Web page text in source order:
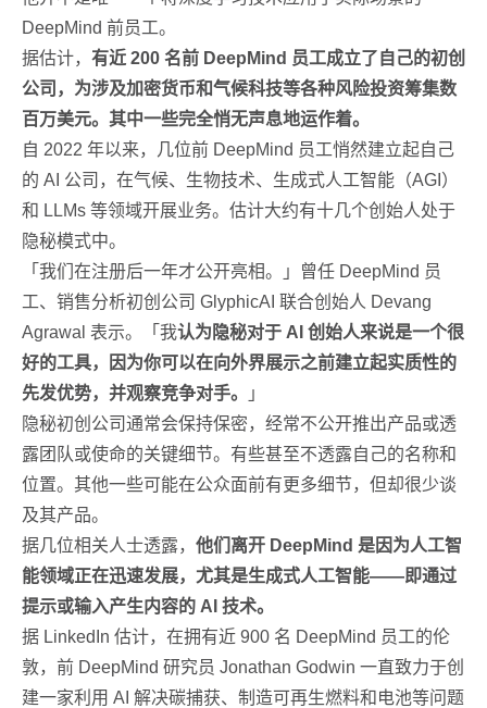
DeepMind 前员工。
据估计， 有近 200 名前 DeepMind 员工成立了自己的初创
公司，为涉及加密货币和气候科技等各种风险投资筹集数
百万美元。其中一些完全悄无声息地运作着。
自 2022 年以来，几位前 DeepMind 员工悄然建立起自己
的 AI 公司，在气候、生物技术、生成式人工智能（AGI）
和 LLMs 等领域开展业务。估计大约有十几个创始人处于
隐秘模式中。
「我们在注册后一年才公开亮相。」曾任 DeepMind 员
工、销售分析初创公司 GlyphicAI 联合创始人 Devang
Agrawal 表示。「我认为隐秘对于 AI 创始人来说是一个很
好的工具，因为你可以在向外界展示之前建立起实质性的
先发优势，并观察竞争对手。
」
隐秘初创公司通常会保持保密，经常不公开推出产品或透
露团队或使命的关键细节。有些甚至不透露自己的名称和
位置。其他一些可能在公众面前有更多细节，但却很少谈
及其产品。
据几位相关人士透露， 他们离开 DeepMind 是因为人工智
能领域正在迅速发展，尤其是生成式人工智能——即通过
提示或输入产生内容的 AI 技术。
据 LinkedIn 估计，在拥有近 900 名 DeepMind 员工的伦
敦，前 DeepMind 研究员 Jonathan Godwin 一直致力于创
建一家利用 AI 解决碳捕获、制造可再生燃料和电池等问题